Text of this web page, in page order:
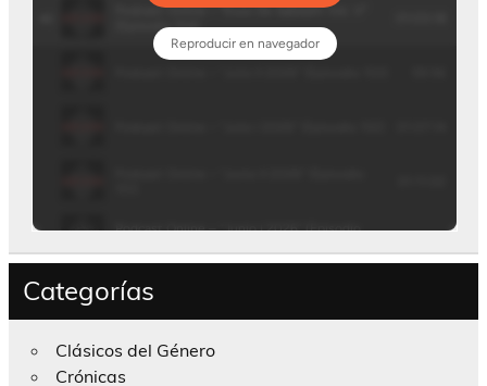
Categorías
Clásicos del Género
Crónicas